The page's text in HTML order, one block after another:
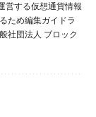
営する仮想通貨情報
ため編集ガイドラ
社団法人 ブロック